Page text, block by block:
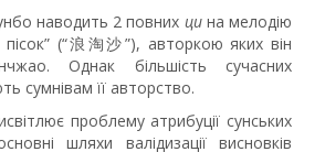
наводить 2 повних ци на мелодію
(“浪淘沙”), авторкою яких він
Однак більшість сучасних
сумнівам її авторство.
проблему атрибуції сунських
шляхи валідизації висновків